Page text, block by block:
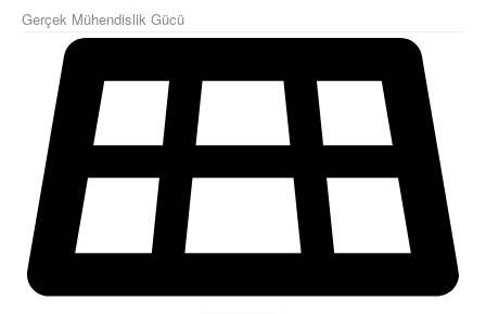
Gerçek Mühendislik Gücü